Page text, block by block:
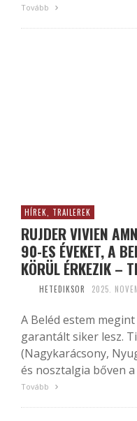
Tovább
HÍREK, TRAILEREK
RUJDER VIVIEN
90-ES ÉVEKET, A
KÖRÜL ÉRKEZIK –
HETEDIKSOR 2025.
A Beléd estem
garantált siker lesz.
(Nagykarácsony,
és nosztalgia bőven
Tovább